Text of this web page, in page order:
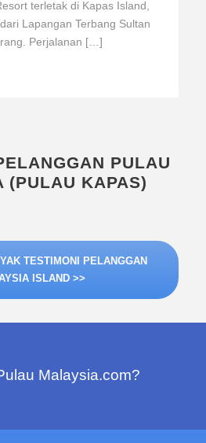
terletak di Kapas Island,
Lapangan Terbang Sultan
Perjalanan […]
PULAU
(PULAU KAPAS)
TESTIMONI PELANGGAN
ISLAND >>
Malaysia.com?